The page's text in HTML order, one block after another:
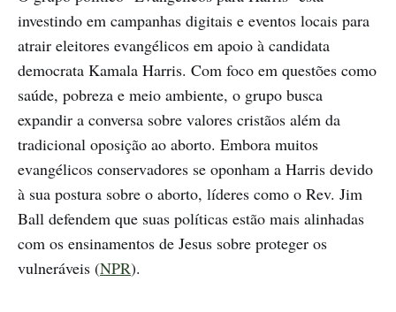
investindo em campanhas digitais e eventos locais para
atrair eleitores evangélicos em apoio à candidata
democrata Kamala Harris. Com foco em questões como
saúde, pobreza e meio ambiente, o grupo busca
expandir a conversa sobre valores cristãos além da
tradicional oposição ao aborto. Embora muitos
evangélicos conservadores se oponham a Harris devido
à sua postura sobre o aborto, líderes como o Rev. Jim
Ball defendem que suas políticas estão mais alinhadas
com os ensinamentos de Jesus sobre proteger os
vulneráveis (NPR).